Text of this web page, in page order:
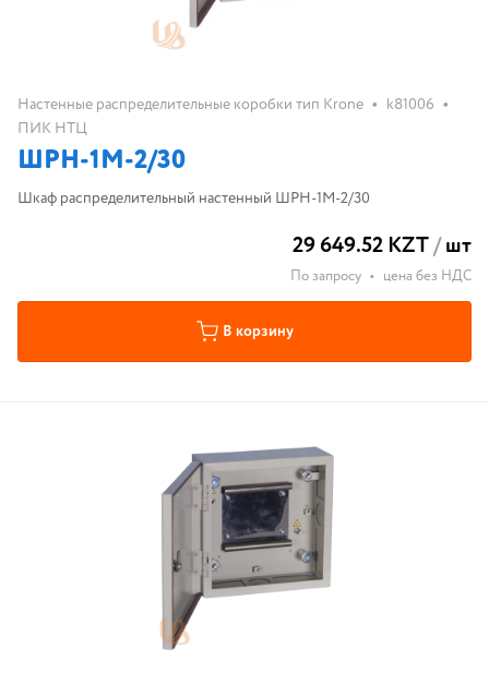
Настенные распределительные коробки тип Krone • k81006 •
ПИК НТЦ
ШРН-1М-2/30
Шкаф распределительный настенный ШРН-1М-2/30
29 649.52 KZT/шт
По запросу • цена без НДС
В корзину